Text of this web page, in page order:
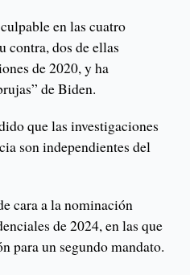
en las cuatro
contra, dos de ellas
de 2020, y ha
de Biden.
que las investigaciones
son independientes del
cara a la nominación
de 2024, en las que
para un segundo mandato.